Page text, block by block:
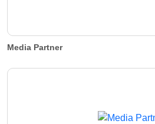
Media Partner